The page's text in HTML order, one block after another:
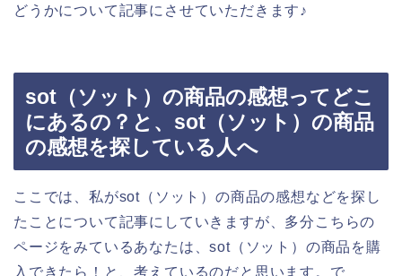
どうかについて記事にさせていただきます♪
sot（ソット）の商品の感想ってどこ
にあるの？と、sot（ソット）の商品
の感想を探している人へ
ここでは、私がsot（ソット）の商品の感想などを探し
たことについて記事にしていきますが、多分こちらの
ページをみているあなたは、sot（ソット）の商品を購
入できたら！と、考えているのだと思います。で